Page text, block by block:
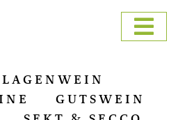
LAGENWEIN
GUTSWEIN